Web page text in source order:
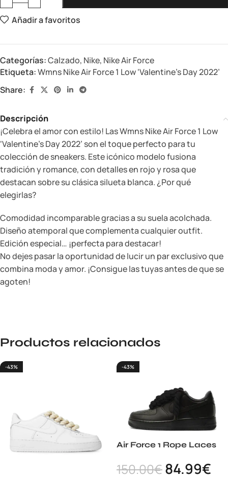
Añadir a favoritos
Categorías:Calzado, Nike, Nike Air Force
Etiqueta:Wmns Nike Air Force 1 Low ‘Valentine’s Day 2022’
Share:
Descripción
¡Celebra el amor con estilo! Las Wmns Nike Air Force 1 Low
‘Valentine’s Day 2022’ son el toque perfecto para tu
colección de sneakers. Este icónico modelo fusiona
tradición y romance, con detalles en rojo y rosa que
destacan sobre su clásica silueta blanca. ¿Por qué
elegirlas?
Comodidad incomparable gracias a su suela acolchada.
Diseño atemporal que complementa cualquier outfit.
Edición especial… ¡perfecta para destacar!
No dejes pasar la oportunidad de lucir un par exclusivo que
combina moda y amor. ¡Consigue las tuyas antes de que se
agoten!
Productos relacionados
-43% -43%
Air Force 1 Rope Laces
150.00€84.99€